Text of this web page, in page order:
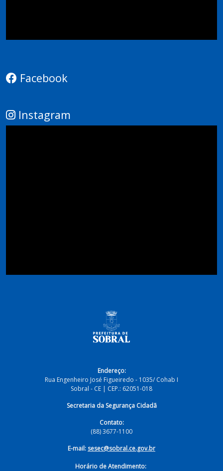
Facebook
Instagram
Endereço:
Rua Engenheiro José Figueiredo - 1035/ Cohab I
Sobral - CE | CEP.: 62051-018
Secretaria da Segurança Cidadã
Contato:
(88) 3677-1100
E-mail: sesec@sobral.ce.gov.br
Horário de Atendimento: